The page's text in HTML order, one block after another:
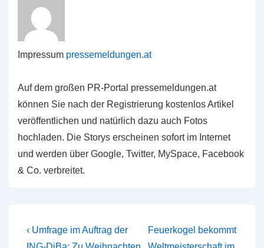
Impressum pressemeldungen.at
Auf dem großen PR-Portal pressemeldungen.at
können Sie nach der Registrierung kostenlos Artikel
veröffentlichen und natürlich dazu auch Fotos
hochladen. Die Storys erscheinen sofort im Internet
und werden über Google, Twitter, MySpace, Facebook
& Co. verbreitet.
Beitragsnavigation
Vorheriger
Beitrag
‹ Umfrage im Auftrag der
Nächster
Beitrag
Feuerkogel bekommt